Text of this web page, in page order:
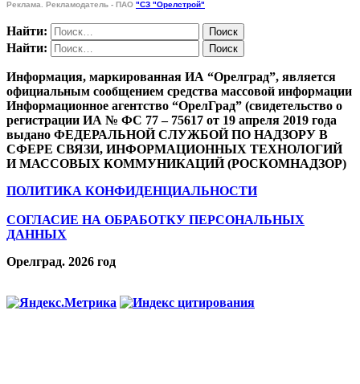
Реклама. Рекламодатель - ПАО "СЗ "Орелстрой"
Найти:
Найти:
Информация, маркированная ИА “Орелград”, является
официальным сообщением средства массовой информации
Информационное агентство “ОрелГрад” (свидетельство о
регистрации ИА № ФС 77 – 75617 от 19 апреля 2019 года
выдано ФЕДЕРАЛЬНОЙ СЛУЖБОЙ ПО НАДЗОРУ В
СФЕРЕ СВЯЗИ, ИНФОРМАЦИОННЫХ ТЕХНОЛОГИЙ
И МАССОВЫХ КОММУНИКАЦИЙ (РОСКОМНАДЗОР)
ПОЛИТИКА КОНФИДЕНЦИАЛЬНОСТИ
СОГЛАСИЕ НА ОБРАБОТКУ ПЕРСОНАЛЬНЫХ
ДАННЫХ
Орелград. 2026 год